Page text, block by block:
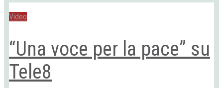
Video
“Una voce per la pace” su
Tele8